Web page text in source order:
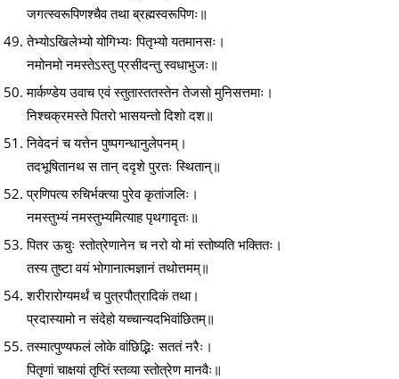
जगत्स्वरूपिणश्चैव तथा ब्रह्मस्वरूपिणः॥
तेभ्योऽखिलेभ्यो योगिभ्यः पितृभ्यो यतमानसः।
नमोनमो नमस्तेऽस्तु प्रसीदन्तु स्वधाभुजः॥
मार्कण्डेय उवाच एवं स्तुतास्ततस्तेन तेजसो मुनिसत्तमाः।
निश्चक्रमस्ते पितरो भासयन्तो दिशो दश॥
निवेदनं च यत्तेन पुष्पगन्धानुलेपनम्।
तदभूषितानथ स तान् ददृशे पुरतः स्थितान्॥
प्रणिपत्य रुचिर्भक्त्या पुरेव कृतांजलिः।
नमस्तुभ्यं नमस्तुभ्यमित्याह पृथगादृतः॥
पितर ऊचुः स्तोत्रेणानेन च नरो यो मां स्तोष्यति भक्तितः।
तस्य तुष्टा वयं भोगानात्मज्ञानं तथोत्तमम्॥
शरीरारोग्यमर्थं च पुत्रपौत्रादिकं तथा।
प्रदास्यामो न संदेहो यच्चान्यदभिवांछितम्॥
तस्मात्पुण्यफलं लोके वांछिद्भिः सततं नरैः।
पितृणां चाक्षयां तृप्तिं स्तव्या स्तोत्रेण मानवैः॥